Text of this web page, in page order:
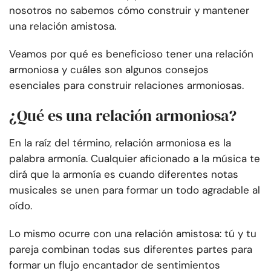
nosotros no sabemos cómo construir y mantener
una relación amistosa.
Veamos por qué es beneficioso tener una relación
armoniosa y cuáles son algunos consejos
esenciales para construir relaciones armoniosas.
¿Qué es una relación armoniosa?
En la raíz del término, relación armoniosa es la
palabra armonía. Cualquier aficionado a la música te
dirá que la armonía es cuando diferentes notas
musicales se unen para formar un todo agradable al
oído.
Lo mismo ocurre con una relación amistosa: tú y tu
pareja combinan todas sus diferentes partes para
formar un flujo encantador de sentimientos